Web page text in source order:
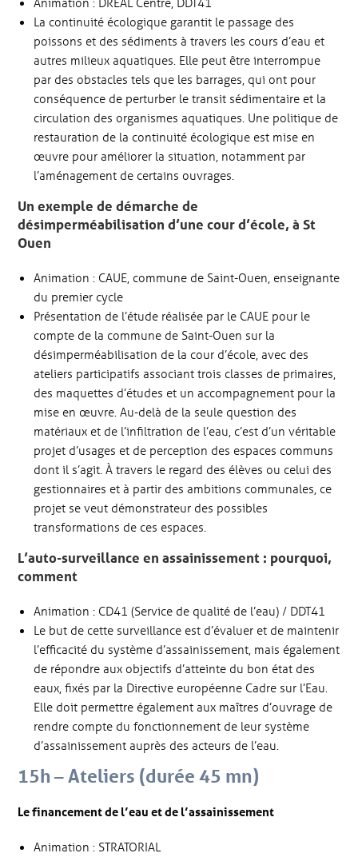
La continuité écologique garantit le passage des
poissons et des sédiments à travers les cours d’eau et
autres milieux aquatiques. Elle peut être interrompue
par des obstacles tels que les barrages, qui ont pour
conséquence de perturber le transit sédimentaire et la
circulation des organismes aquatiques. Une politique de
restauration de la continuité écologique est mise en
œuvre pour améliorer la situation, notamment par
l’aménagement de certains ouvrages.
Un exemple de démarche de
désimperméabilisation d’une cour d’école, à St
Ouen
Animation : CAUE, commune de Saint-Ouen, enseignante
du premier cycle
Présentation de l’étude réalisée par le CAUE pour le
compte de la commune de Saint-Ouen sur la
désimperméabilisation de la cour d’école, avec des
ateliers participatifs associant trois classes de primaires,
des maquettes d’études et un accompagnement pour la
mise en œuvre. Au-delà de la seule question des
matériaux et de l’infiltration de l’eau, c’est d’un véritable
projet d’usages et de perception des espaces communs
dont il s’agit. À travers le regard des élèves ou celui des
gestionnaires et à partir des ambitions communales, ce
projet se veut démonstrateur des possibles
transformations de ces espaces.
L’auto-surveillance en assainissement : pourquoi,
comment
Animation : CD41 (Service de qualité de l’eau) / DDT41
Le but de cette surveillance est d’évaluer et de maintenir
l’efficacité du système d’assainissement, mais également
de répondre aux objectifs d’atteinte du bon état des
eaux, fixés par la Directive européenne Cadre sur l’Eau.
Elle doit permettre également aux maîtres d’ouvrage de
rendre compte du fonctionnement de leur système
d’assainissement auprès des acteurs de l’eau.
15h – Ateliers (durée 45 mn)
Le financement de l’eau et de l’assainissement
Animation : STRATORIAL